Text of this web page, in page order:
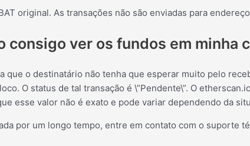
original. As transações não são enviadas para
consigo ver os fundos em minha
que o destinatário não tenha que esperar muito pelo
O status de tal transação é \”Pendente\”. O
esse valor não é exato e pode variar dependendo da
por um longo tempo, entre em contato com o suporte